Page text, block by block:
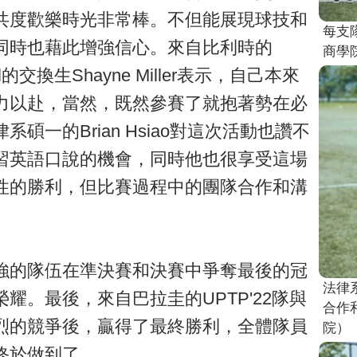
每支
商學
法律
合作
院）
歡樂時光非常棒。不但能展現球技和
也藉此增強信心。來自比利時的
交換生Shayne Miller表示，自己本來
赴，當然，既然參賽了就抱著勢在必
碩一的Brian Hsiao對這次活動也讚不
語口說的機會，同時他也很享受這場
勝利，但比賽過程中的團隊合作和溝
隊伍在準決賽和決賽中爭奪最後的冠
。最後，來自巴拉圭的UPTP'22隊與
競爭後，贏得了最終勝利，全體隊員